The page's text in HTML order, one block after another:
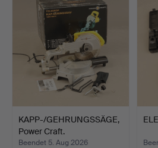
KAPP-/GEHRUNGSSÄGE,
Power Craft.
Beendet 5. Aug 2026